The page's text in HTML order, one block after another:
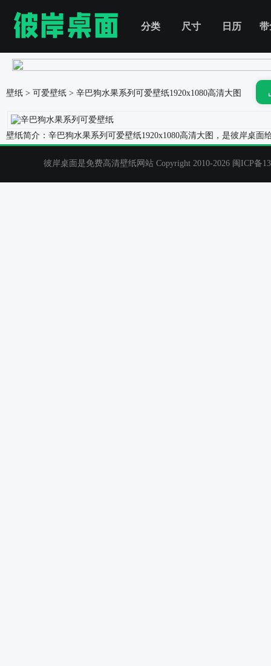
分类 尺寸 日历 带
壁纸 > 可爱壁纸 > 辛巴狗水果系列可爱壁纸1920x1080高清大图
壁纸简介：辛巴狗水果系列可爱壁纸1920x1080高清大图，是彼岸桌
彼岸桌面是免费高清壁纸网站 Copyright 2010-2026 闽ICP备